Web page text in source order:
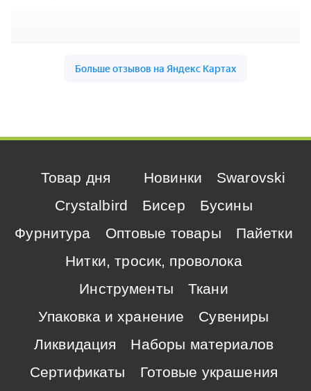
Товар дня Новинки
Swarovski
Crystalbird
Бисер
Бусины
Фурнитура
Оптовые товары
Пайетки
Нитки, тросик, проволока
Инструменты
Ткани
Упаковка и хранение
Сувениры
Ликвидация
Наборы материалов
Сертификаты
Готовые украшения